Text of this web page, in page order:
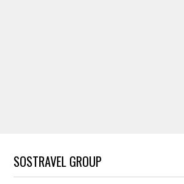
SOSTRAVEL GROUP